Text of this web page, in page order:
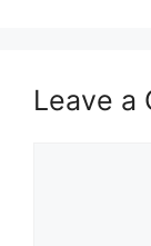
Leave a